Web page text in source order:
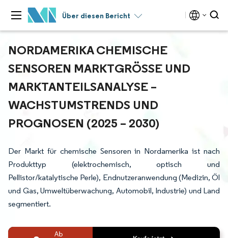
Über diesen Bericht
NORDAMERIKA CHEMISCHE
SENSOREN MARKTGRÖSSE UND M
ARKTANTEILSANALYSE – W
ACHSTUMSTRENDS UND P
ROGNOSEN (2025 – 2030)
Der Markt für chemische Sensoren in Nordamerika ist nach
Produkttyp (elektrochemisch, optisch und
Pellistor/katalytische Perle), Endnutzeranwendung (Medizin, Öl
und Gas, Umweltüberwachung, Automobil, Industrie) und Land
segmentiert.